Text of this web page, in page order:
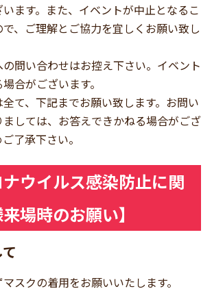
ます。また、イベントが中止となるこ
、ご理解とご協力を宜しくお願い致し
の問い合わせはお控え下さい。イベント
合がございます。
全て、下記までお願い致します。お問い
しては、お答えできかねる場合がござ
了承下さい。
ナウイルス感染防止に関
場時のお願い】
スクの着用をお願いいたします。